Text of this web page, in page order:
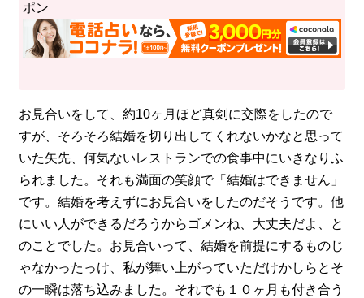
ポン
お見合いをして、約10ヶ月ほど真剣に交際をしたので
すが、そろそろ結婚を切り出してくれないかなと思って
いた矢先、何気ないレストランでの食事中にいきなりふ
られました。それも満面の笑顔で「結婚はできません」
です。結婚を考えずにお見合いをしたのだそうです。他
にいい人ができるだろうからゴメンね、大丈夫だよ、と
のことでした。お見合いって、結婚を前提にするものじ
ゃなかったっけ、私が舞い上がっていただけかしらとそ
の一瞬は落ち込みました。それでも１０ヶ月も付き合う